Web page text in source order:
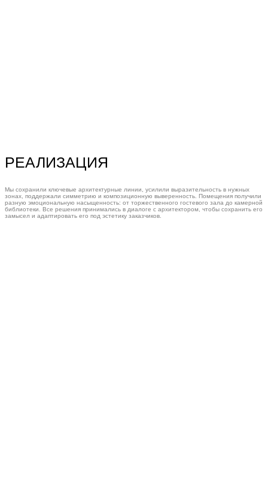
РЕАЛИЗАЦИЯ
Мы сохранили ключевые архитектурные линии, усилили выразительность в нужных
зонах, поддержали симметрию и композиционную выверенность. Помещения получили
разную эмоциональную насыщенность: от торжественного гостевого зала до камерной
библиотеки. Все решения принимались в диалоге с архитектором, чтобы сохранить его
замысел и адаптировать его под эстетику заказчиков.